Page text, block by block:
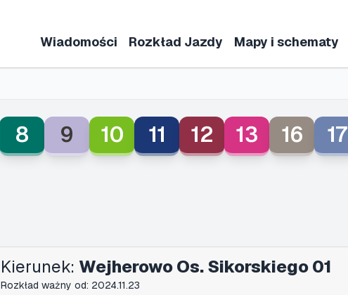
Wiadomości Rozkład Jazdy Mapy i schematy
8 9 10 11 12 13 16 17
Kierunek: Wejherowo Os. Sikorskiego 01
Rozkład ważny od: 2024.11.23